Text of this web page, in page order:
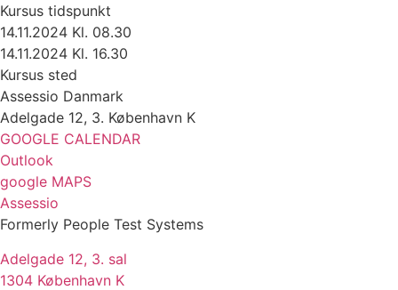
Kursus tidspunkt
14.11.2024 Kl. 08.30
14.11.2024 Kl. 16.30
Kursus sted
Assessio Danmark
Adelgade 12, 3. København K
GOOGLE CALENDAR
Outlook
google MAPS
Assessio
Formerly People Test Systems
Adelgade 12, 3. sal
1304 København K